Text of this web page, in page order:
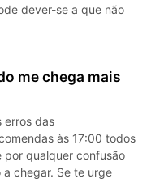
dever-se a que não
me chega mais
erros das
às 17:00 todos
por qualquer confusão
chegar. Se te urge